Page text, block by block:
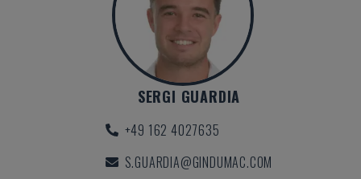
SERGI GUARDIA
+49 162 4027635
S.GUARDIA@GINDUMAC.COM